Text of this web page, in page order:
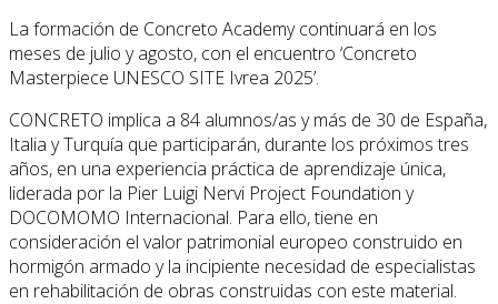
La formación de Concreto Academy continuará en los
meses de julio y agosto, con el encuentro ‘Concreto
Masterpiece UNESCO SITE Ivrea 2025’.
CONCRETO implica a 84 alumnos/as y más de 30 de España,
Italia y Turquía que participarán, durante los próximos tres
años, en una experiencia práctica de aprendizaje única,
liderada por la Pier Luigi Nervi Project Foundation y
DOCOMOMO Internacional. Para ello, tiene en
consideración el valor patrimonial europeo construido en
hormigón armado y la incipiente necesidad de especialistas
en rehabilitación de obras construidas con este material.